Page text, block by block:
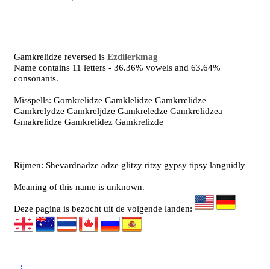
Gamkrelidze reversed isEzdilerkmag
Name contains 11 letters - 36.36% vowels and 63.64%
consonants.
Misspells: Gomkrelidze Gamklelidze Gamkrrelidze
Gamkrelydze Gamkreljdze Gamkreledze Gamkrelidzea
Gmakrelidze Gamkrelidez Gamkrelizde
Rijmen: Shevardnadze adze glitzy ritzy gypsy tipsy languidly
Meaning of this name is unknown.
Deze pagina is bezocht uit de volgende landen: